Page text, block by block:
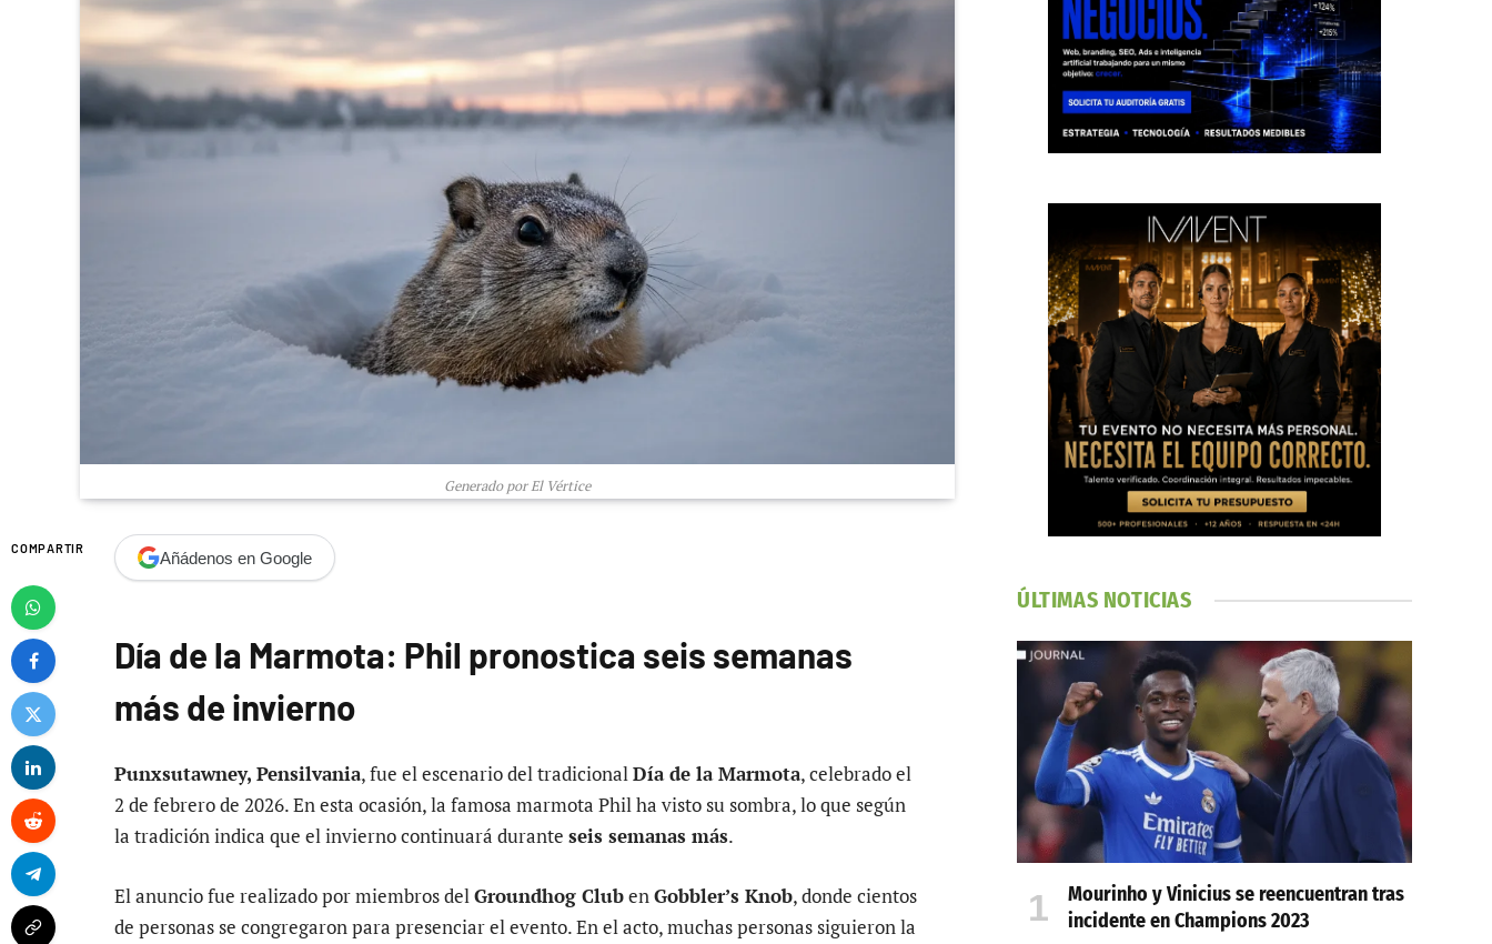
Generado por El Vértice
COMPARTIR Añádenos en Google
Día de la Marmota: Phil pronostica seis semanas
más de invierno
Punxsutawney, Pensilvania, fue el escenario del tradicionalDía de la Marmota, celebrado el
2 de febrero de 2026. En esta ocasión, la famosa marmota Phil ha visto su sombra, lo que según
la tradición indica que el invierno continuará durante seis semanas más.
El anuncio fue realizado por miembros delGroundhog ClubenGobbler’s Knob, donde cientos
de personas se congregaron para presenciar el evento. En el acto, muchas personas siguieron la
ÚLTIMAS NOTICIAS
Mourinho y Vinicius se reencuentran tras
incidente en Champions 2023